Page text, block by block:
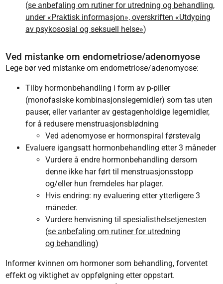
(se anbefaling om rutiner for utredning og behandling,
under «Praktisk informasjon», overskriften «Utdyping
av psykososial og seksuell helse»)
Ved mistanke om endometriose/adenomyose
Lege bør ved mistanke om endometriose/adenomyose:
Tilby hormonbehandling i form av p-piller
(monofasiske kombinasjonslegemidler) som tas uten
pauser, eller varianter av gestagenholdige legemidler,
for å redusere menstruasjonsblødning
Ved adenomyose er hormonspiral førstevalg
Evaluere igangsatt hormonbehandling etter 3 måneder
Vurdere å endre hormonbehandling dersom
denne ikke har ført til menstruasjonsstopp
og/eller hun fremdeles har plager.
Hvis endring: ny evaluering etter ytterligere 3
måneder.
Vurdere henvisning til spesialisthelsetjenesten
(se anbefaling om rutiner for utredning
og behandling)
Informer kvinnen om hormoner som behandling, forventet
effekt og viktighet av oppfølgning etter oppstart.